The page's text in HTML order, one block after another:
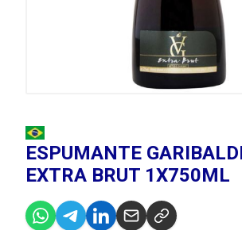
ESPUMANTE
EXTRA BRUT 1X750ML